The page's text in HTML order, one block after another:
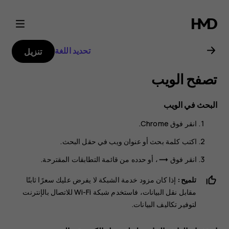
دليل
مستخدم
Nokia
C22
تحديد اللغة تنزيل
تصفح الويب
البحث في الويب
انقر فوق Chrome
.
اكتب كلمة بحث أو عنوان ويب في حقل البحث.
انقر فوق trending_flat، أو حدده من قائمة التطابقات المقترحة.
تلميح: إذا كان مزود خدمة الشبكة لا يفرض عليك سعرًا ثابتًا
مقابل نقل البيانات، فاستخدم شبكة Wi-Fi للاتصال بالإنترنت
لتوفير تكاليف البيانات.